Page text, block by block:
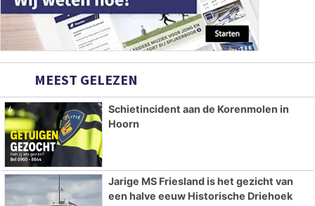
MEEST GELEZEN
Schietincident aan de Korenmolen in
Hoorn
Jarige MS Friesland is het gezicht van
een halve eeuw Historische Driehoek